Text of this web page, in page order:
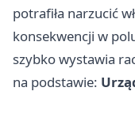
potrafiła narzucić
konsekwencji w
szybko wystawia
na podstawie: